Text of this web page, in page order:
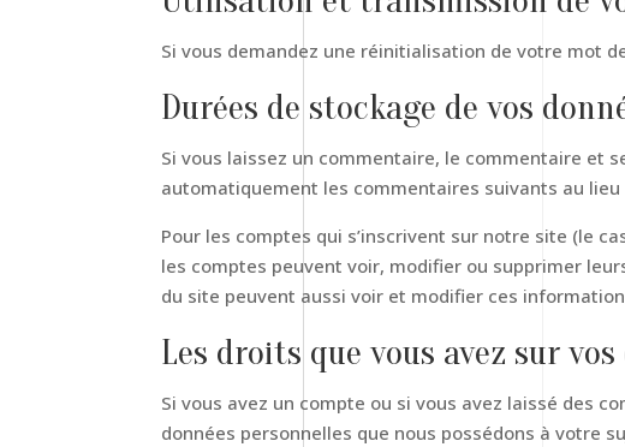
Si vous demandez une réinitialisation de votre mot
Durées de stockage de vos
Si vous laissez un commentaire, le commentaire et
automatiquement les commentaires suivants au
Pour les comptes qui s’inscrivent sur notre site (le
les comptes peuvent voir, modifier ou supprimer
du site peuvent aussi voir et modifier ces
Les droits que vous avez sur vos
Si vous avez un compte ou si vous avez laissé des
données personnelles que nous possédons à votre